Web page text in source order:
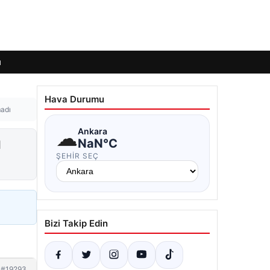
Hava Durumu
☁Ankara
NaN°C
ŞEHIR SEÇ
Bizi Takip Edin